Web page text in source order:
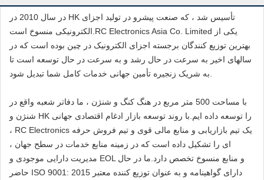
در سال 2010 در HK تأسیس شد ، که صنعت پیشرو در تولید اجزای
الکترونیکی منسوخ است.RC Electronics Asia Co. Limited یکی از
بهترین توزیع کنندگان برجسته اجزای الکترونیک در چین بوده است که در
سالهای اخیر به سرعت در حال رشد و به سرعت در حال توسعه است تا
با مساحت 500 متر مربع در هنگ کنگ و شنژن ، ما دفاتر شعبه واقع در
شنژن و HK را توسعه داده ایم.با روند توسعه بازار ادغام اقتصادی جهانی
، RC Electronics یک تیم بازاریابی و منابع مالی قوی و تیم فروش حرفه
ای را تشکیل داده است که در زمینه منابع خدمات در سطح جهان ،
مدیریت دارایی موجودی و EOL و منابع منسوخ تخصص دارد.ما در حال
حاضر ISO 9001: 2015 دارای گواهینامه و به عنوان توزیع کننده معتبر